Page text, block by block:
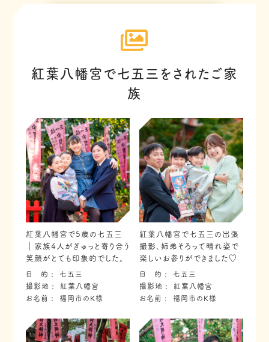
紅葉八幡宮で七五三をされたご家
族
紅葉八幡宮で5歳の七五三
｜家族4人がぎゅっと寄り合う
笑顔がとても印象的でした。
目 的
七五三
撮影地
紅葉八幡宮
お名前
福岡市のK様
紅葉八幡宮で七五三の出張
撮影、姉弟そろって晴れ姿で
楽しいお参りができました♡
目 的
七五三
撮影地
紅葉八幡宮
お名前
福岡市のK様